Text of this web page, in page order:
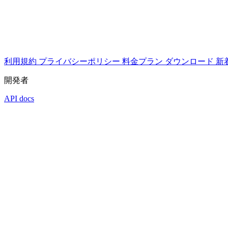
利用規約 プライバシーポリシー 料金プラン ダウンロード 新
開発者
API docs